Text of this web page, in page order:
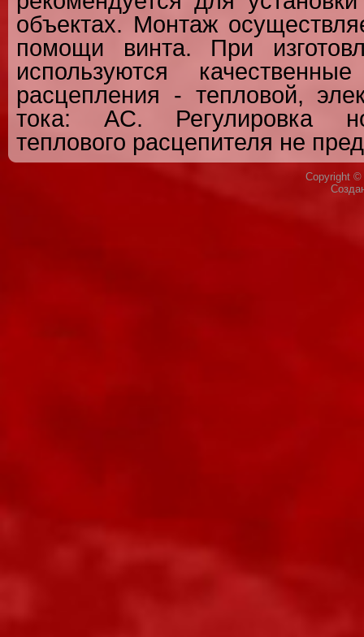
объектах. Монтаж
помощи винта. При
используются
расцепления - тепловой,
тока: AC. Регулировка
теплового расцепителя не
Copyright